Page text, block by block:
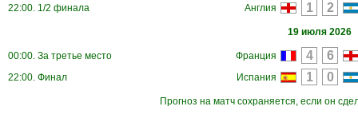
22:00. 1/2 финала Англия
19 июля 2026
00:00. За третье место
Франция
22:00. Финал
Испания
Прогноз на матч сохраняется, если он